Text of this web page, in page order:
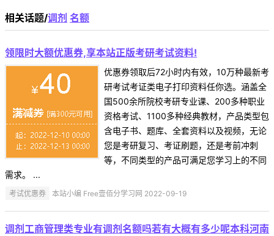
相关话题/调剂 名额
领限时大额优惠券,享本站正版考研考试资料!
优惠券领取后72小时内有效，10万种最新考
研考试考证类电子打印资料任你选。涵盖全
国500余所院校考研专业课、200多种职业
资格考试、1100多种经典教材，产品类型包
含电子书、题库、全套资料以及视频，无论
您是考研复习、考证刷题，还是考前冲刺
等，不同类型的产品可满足您学习上的不同
需求。 ...
考试优惠券 本站小编 Free壹佰分学习网 2022-09-19
调剂工商管理类专业有调剂名额吗若有大概有多少呢本科河南